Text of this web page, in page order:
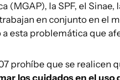
(MGAP), la SPF, el
en conjunto en el
a esta problemática que
prohíbe que se realicen